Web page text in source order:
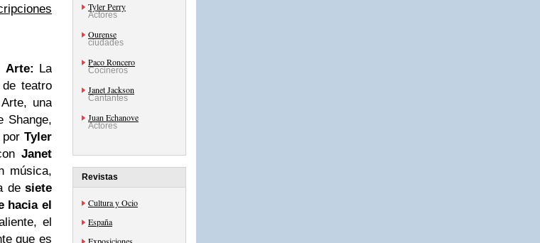
Arte: La
teatro
una
Shange,
Tyler
Janet
música,
de siete
hacia el
el
que es
Tyler Perry
Actores
Ourense
ciudades
Paco Roncero
Cocineros
Janet Jackson
Cantantes
Juan Echanove
Actores
Revistas
Cultura y Ocio
España